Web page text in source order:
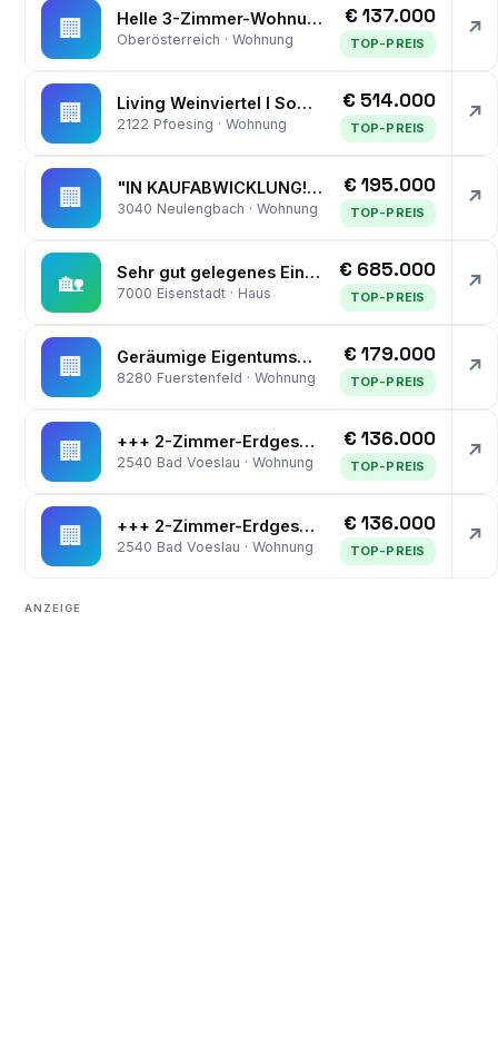
🏢 Helle 3-Zimmer-Wohnung mit Loggia, Lift und Pkw-Stellplatz
Oberösterreich · Wohnung
€ 137.000
TOP-PREIS
↗
🏢 Living Weinviertel I Sommeraktion: Stellplatz gratis dazu I DG-Luxus mit rund 115m² Terrasse / Loggia I Nähe Wolkersdorf und Gerasdorf
2122 Pfoesing · Wohnung
€ 514.000
TOP-PREIS
↗
🏢 "IN KAUFABWICKLUNG!" ZENTRAL GELEGENE 3-ZIMMERWOHNUNG MIT LOGGIA UND GARAGENPLATZ
3040 Neulengbach · Wohnung
€ 195.000
TOP-PREIS
↗
🏡 Sehr gut gelegenes Einfamilienhaus in Eisenstadt mit Gartenteich, Pavillon, Laube und Garage sowie Werkstatt - Grundstücksfläche fast 1.000 m²
7000 Eisenstadt · Haus
€ 685.000
TOP-PREIS
↗
🏢 Geräumige Eigentumswohnung (85m²) mit Loggia und Tiefgaragenplatz in ruhiger, zentraler Lage in Fürstenfeld!
8280 Fuerstenfeld · Wohnung
€ 179.000
TOP-PREIS
↗
🏢 +++ 2-Zimmer-Erdgeschosswohnung mit Garten und Stellplatz +++
2540 Bad Voeslau · Wohnung
€ 136.000
TOP-PREIS
↗
🏢 +++ 2-Zimmer-Erdgeschosswohnung mit Garten und Stellplatz +++
2540 Bad Voeslau · Wohnung
€ 136.000
TOP-PREIS
↗
ANZEIGE